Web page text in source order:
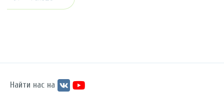
Найти нас на